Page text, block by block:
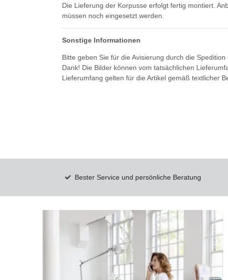
Die Lieferung der Korpusse erfolgt fertig montiert.
müssen noch eingesetzt werden.
Sonstige Informationen
Bitte geben Sie für die Avisierung durch die
Dank! Die Bilder können vom tatsächlichen
Lieferumfang gelten für die Artikel gemäß textlicher
Bester Service und persönliche Beratung